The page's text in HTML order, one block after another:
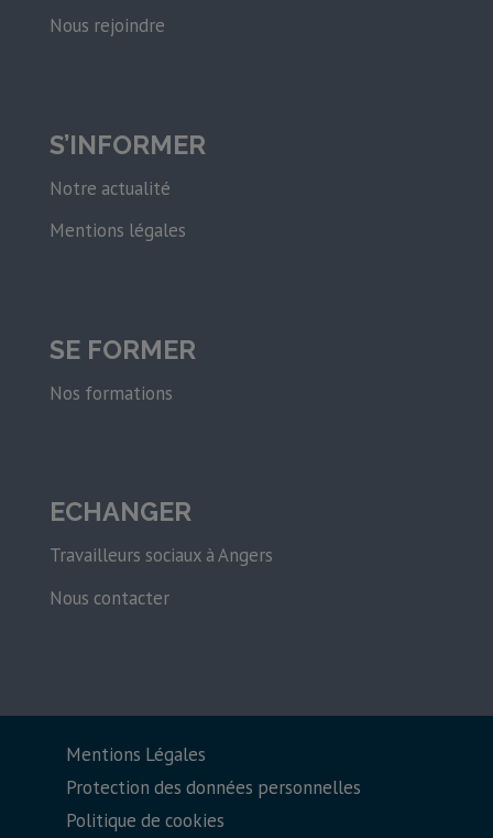
Nous rejoindre
S’INFORMER
Notre actualité
Mentions légales
SE FORMER
Nos formations
ECHANGER
Travailleurs sociaux à Angers
Nous contacter
Mentions Légales
Protection des données personnelles
Politique de cookies